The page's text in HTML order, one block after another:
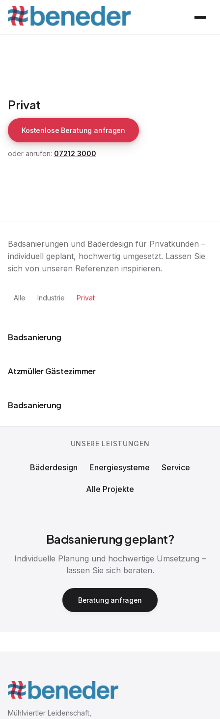
Privat
Kostenlose Beratung anfragen
oder anrufen: 07212 3000
Badsanierungen und Bäderdesign für Privatkunden –
individuell geplant, hochwertig umgesetzt. Lassen Sie
sich von unseren Referenzen inspirieren.
Alle Industrie Privat
Badsanierung
Atzmüller Gästezimmer
Badsanierung
UNSERE LEISTUNGEN
Bäderdesign Energiesysteme Service
Alle Projekte
Badsanierung geplant?
Individuelle Planung und hochwertige Umsetzung –
lassen Sie sich beraten.
Beratung anfragen
Mühlviertler Leidenschaft,